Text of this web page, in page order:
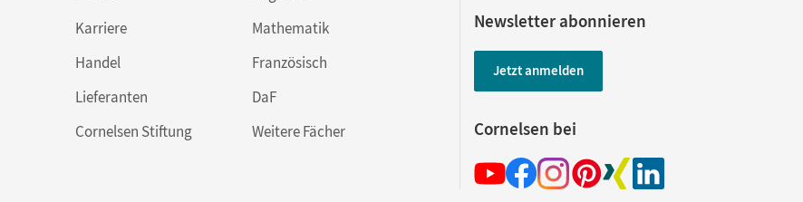
Karriere
Handel
Lieferanten
Cornelsen Stiftung
Mathematik
Französisch
DaF
Weitere Fächer
Newsletter abonnieren
Jetzt anmelden
Cornelsen bei